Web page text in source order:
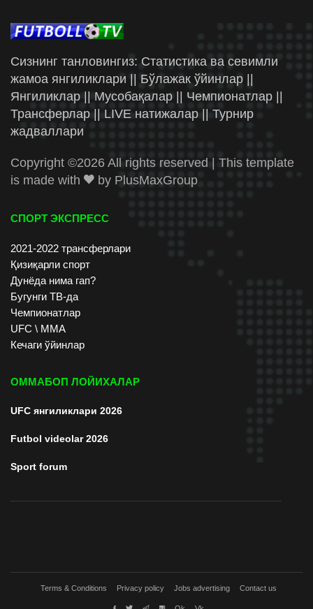
Сизнинг танловингиз: Статистика ва севимли
жамоа янгиликлари || Бўлажак ўйинлар ||
Янгиликлар || Мусобақалар || Чемпионатлар ||
Трансферлар || LIVE натижалар || Турнир
жадваллари
Copyright ©2026 All rights reserved | This template
is made with
by PlusMaxGroup
СПОРТ ЭКСПРЕСС
2021-2022 трансферлари
Қизиқарли спорт
Дунёда нима гап?
Бугунги ТВ-да
Чемпионатлар
UFC \ ММА
Кечаги ўйинлар
ОММАБОП ЛОЙИХАЛАР
UFC янгиликлари 2026
Futbol videolar 2026
Sport forum
Terms & Conditions Privacy policy Jobs advertising Contact us